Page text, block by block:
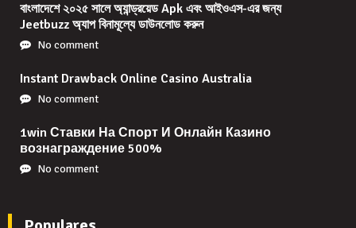
বাংলাদেশে ২০২৫ সালে অ্যান্ড্রয়েড Apk এবং আইওএস-এর জন্য
Jeetbuzz অ্যাপ বিনামূল্যে ডাউনলোড করুন
No comment
Instant Drawback Online Casino Australia
No comment
1win Ставки На Спорт И Онлайн Казино
вознаграждение 500%
No comment